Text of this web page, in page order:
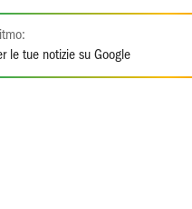
le tue notizie su Google